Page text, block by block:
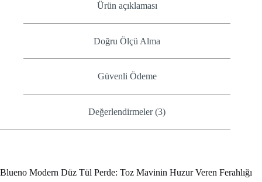
Ürün açıklaması
Doğru Ölçü Alma
Güvenli Ödeme
Değerlendirmeler (3)
Blueno Modern Düz Tül Perde: Toz Mavinin Huzur Veren Ferahlığı